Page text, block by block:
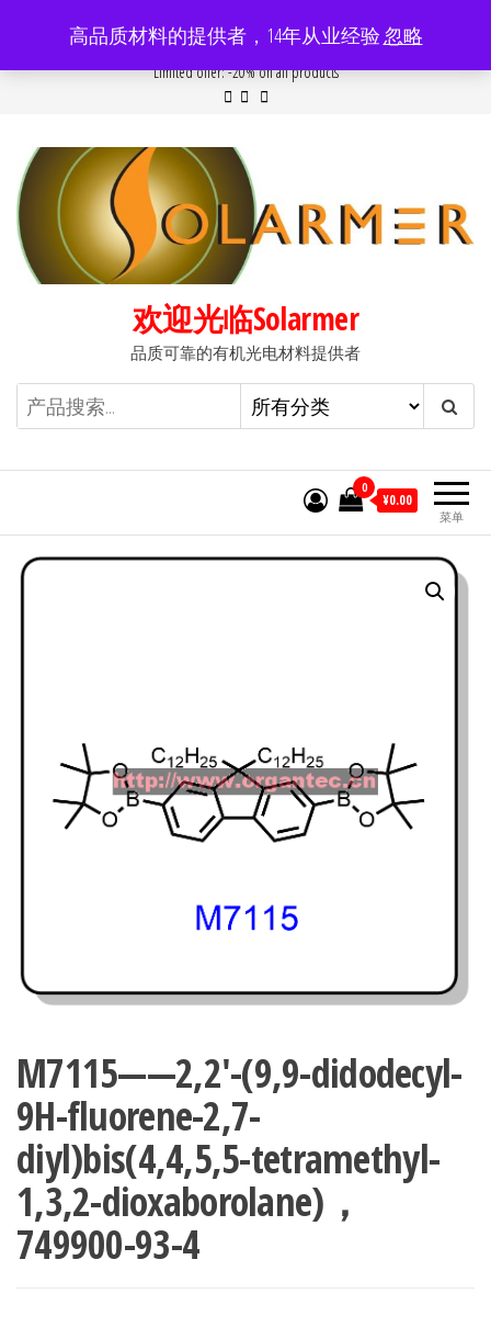
内
Popular searches:Women //Modern //New//Sale
Limited offer: -20% on all products
欢迎光临Solarmer
品质可靠的有机光电材料提供者
菜单
0
¥0.00
M7115——2,2′-(9,9-didodecyl-
9H-fluorene-2,7-
diyl)bis(4,4,5,5-tetramethyl-
1,3,2-dioxaborolane)，
749900-93-4
高品质材料的提供者，14年从业经验忽略